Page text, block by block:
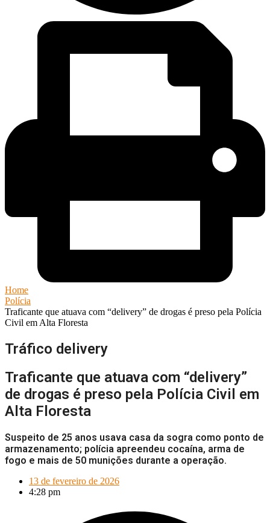
Home
Polícia
Traficante que atuava com “delivery” de drogas é preso pela Polícia
Civil em Alta Floresta
Tráfico delivery
Traficante que atuava com “delivery”
de drogas é preso pela Polícia Civil em
Alta Floresta
Suspeito de 25 anos usava casa da sogra como ponto de
armazenamento; polícia apreendeu cocaína, arma de
fogo e mais de 50 munições durante a operação.
13 de fevereiro de 2026
4:28 pm